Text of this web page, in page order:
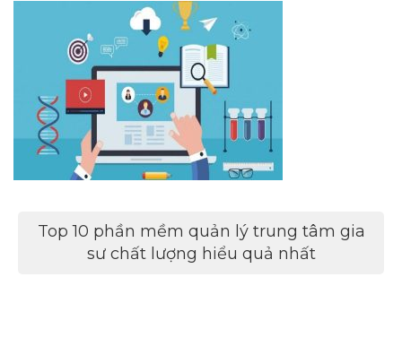
Điều
hướng
Top 10 phần mềm quản lý trung tâm gia
sư chất lượng hiểu quả nhất